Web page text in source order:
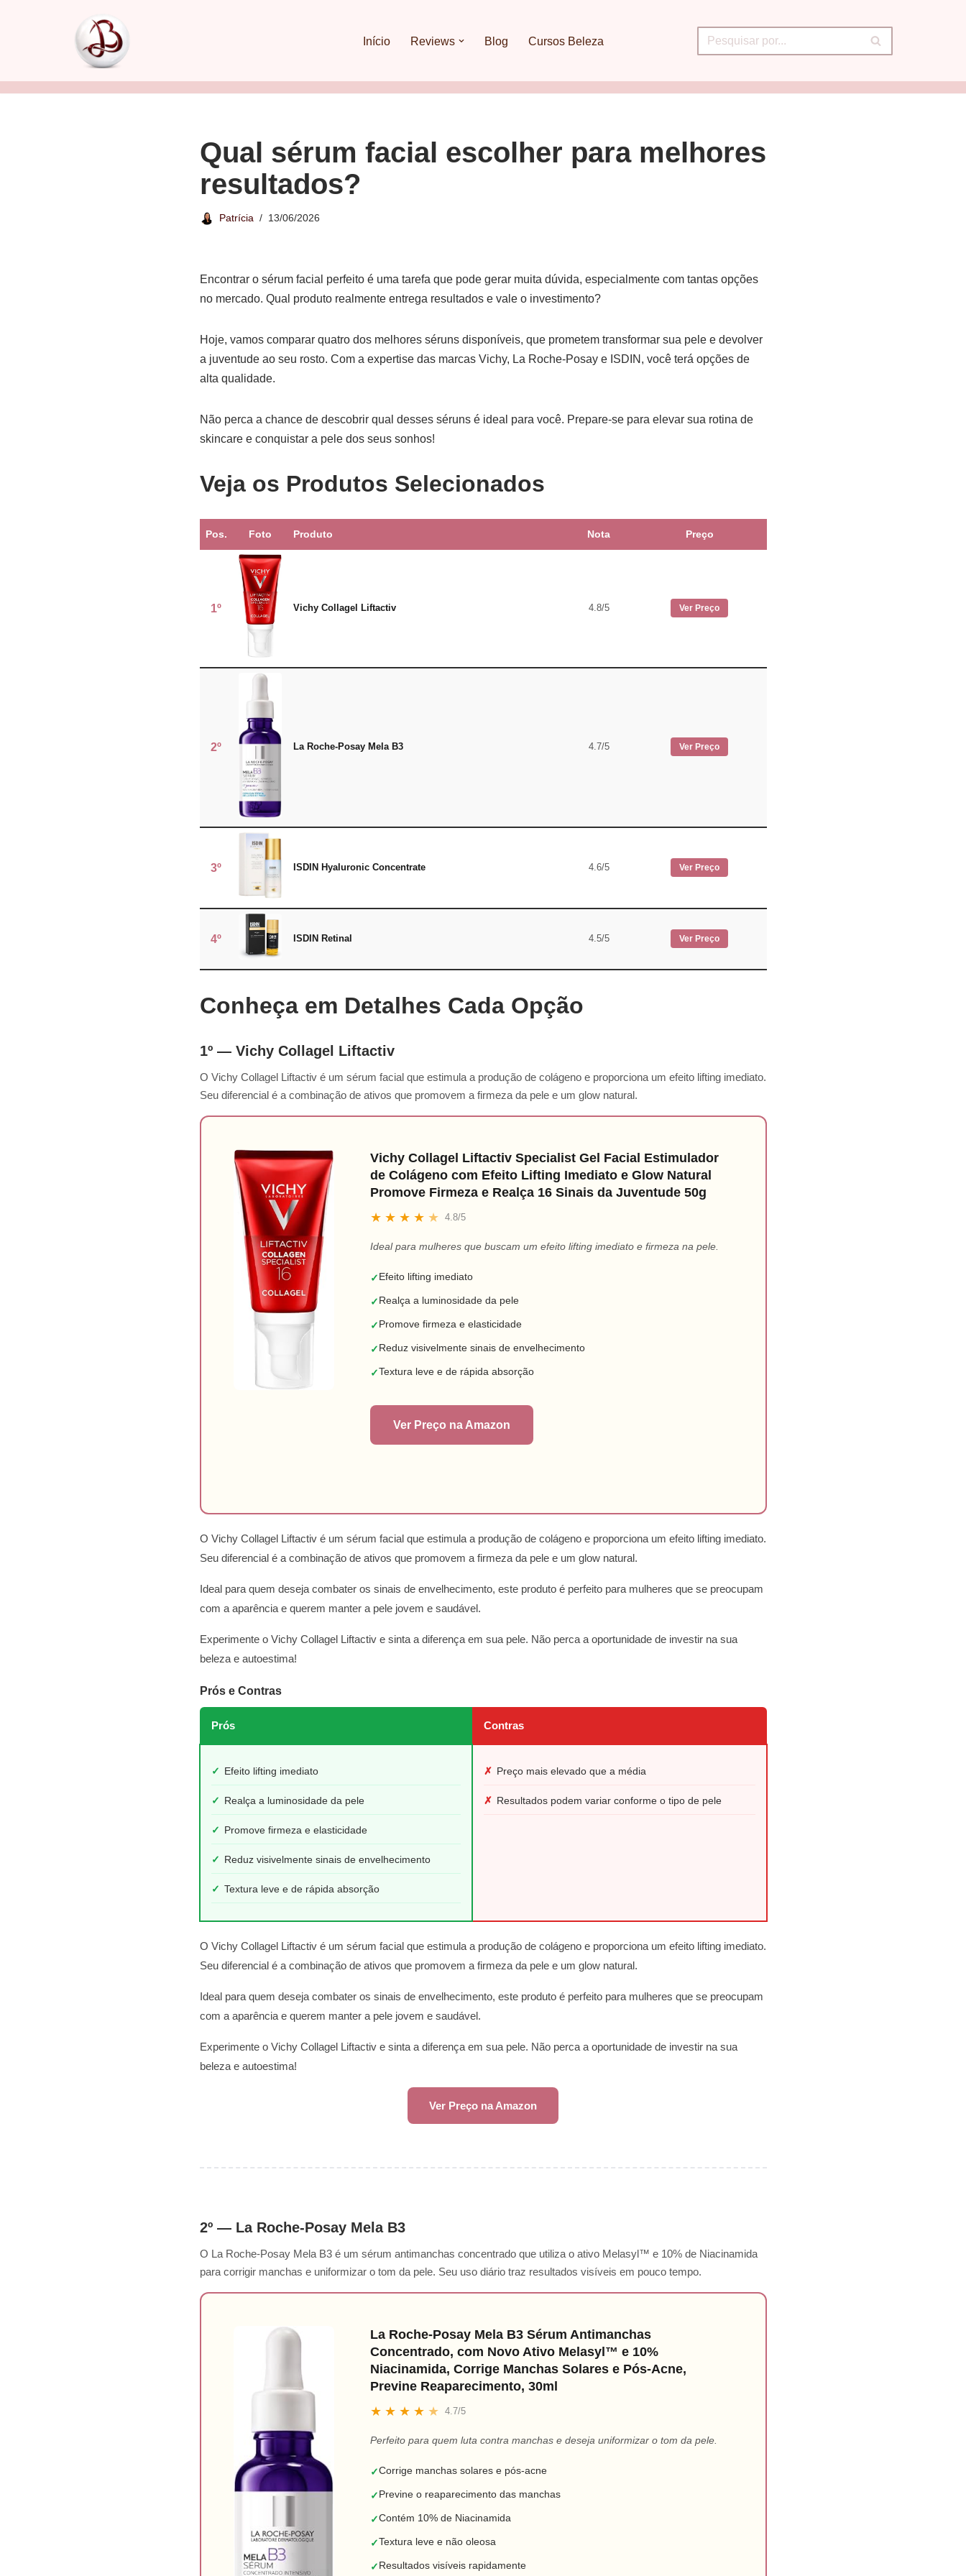
o
Início Reviews Blog Cursos Beleza
Qual sérum facial escolher para melhores
resultados?
Patrícia 13/06/2026
Encontrar o sérum facial perfeito é uma tarefa que pode gerar muita dúvida, especialmente com tantas opções
no mercado. Qual produto realmente entrega resultados e vale o investimento?
Hoje, vamos comparar quatro dos melhores séruns disponíveis, que prometem transformar sua pele e devolver
a juventude ao seu rosto. Com a expertise das marcas Vichy, La Roche-Posay e ISDIN, você terá opções de
alta qualidade.
Não perca a chance de descobrir qual desses séruns é ideal para você. Prepare-se para elevar sua rotina de
skincare e conquistar a pele dos seus sonhos!
Veja os Produtos Selecionados
Pos. Foto Produto Nota Preço
1º Vichy Collagel Liftactiv 4.8/5 Ver Preço
2º La Roche-Posay Mela B3 4.7/5 Ver Preço
3º ISDIN Hyaluronic Concentrate 4.6/5 Ver Preço
4º ISDIN Retinal 4.5/5 Ver Preço
Conheça em Detalhes Cada Opção
1º — Vichy Collagel Liftactiv
O Vichy Collagel Liftactiv é um sérum facial que estimula a produção de colágeno e proporciona um efeito lifting imediato.
Seu diferencial é a combinação de ativos que promovem a firmeza da pele e um glow natural.
Vichy Collagel Liftactiv Specialist Gel Facial Estimulador
de Colágeno com Efeito Lifting Imediato e Glow Natural
Promove Firmeza e Realça 16 Sinais da Juventude 50g
★ ★ ★ ★ ★ 4.8/5
Ideal para mulheres que buscam um efeito lifting imediato e firmeza na pele.
✓Efeito lifting imediato
✓Realça a luminosidade da pele
✓Promove firmeza e elasticidade
✓Reduz visivelmente sinais de envelhecimento
✓Textura leve e de rápida absorção
Ver Preço na Amazon
O Vichy Collagel Liftactiv é um sérum facial que estimula a produção de colágeno e proporciona um efeito lifting imediato.
Seu diferencial é a combinação de ativos que promovem a firmeza da pele e um glow natural.
Ideal para quem deseja combater os sinais de envelhecimento, este produto é perfeito para mulheres que se preocupam
com a aparência e querem manter a pele jovem e saudável.
Experimente o Vichy Collagel Liftactiv e sinta a diferença em sua pele. Não perca a oportunidade de investir na sua
beleza e autoestima!
Prós e Contras
Prós Contras
✓ Efeito lifting imediato
✓ Realça a luminosidade da pele
✓ Promove firmeza e elasticidade
✓ Reduz visivelmente sinais de envelhecimento
✓ Textura leve e de rápida absorção
✗ Preço mais elevado que a média
✗ Resultados podem variar conforme o tipo de pele
O Vichy Collagel Liftactiv é um sérum facial que estimula a produção de colágeno e proporciona um efeito lifting imediato.
Seu diferencial é a combinação de ativos que promovem a firmeza da pele e um glow natural.
Ideal para quem deseja combater os sinais de envelhecimento, este produto é perfeito para mulheres que se preocupam
com a aparência e querem manter a pele jovem e saudável.
Experimente o Vichy Collagel Liftactiv e sinta a diferença em sua pele. Não perca a oportunidade de investir na sua
beleza e autoestima!
Ver Preço na Amazon
2º — La Roche-Posay Mela B3
O La Roche-Posay Mela B3 é um sérum antimanchas concentrado que utiliza o ativo Melasyl™ e 10% de Niacinamida
para corrigir manchas e uniformizar o tom da pele. Seu uso diário traz resultados visíveis em pouco tempo.
La Roche-Posay Mela B3 Sérum Antimanchas
Concentrado, com Novo Ativo Melasyl™ e 10%
Niacinamida, Corrige Manchas Solares e Pós-Acne,
Previne Reaparecimento, 30ml
★ ★ ★ ★ ★ 4.7/5
Perfeito para quem luta contra manchas e deseja uniformizar o tom da pele.
✓Corrige manchas solares e pós-acne
✓Previne o reaparecimento das manchas
✓Contém 10% de Niacinamida
✓Textura leve e não oleosa
✓Resultados visíveis rapidamente